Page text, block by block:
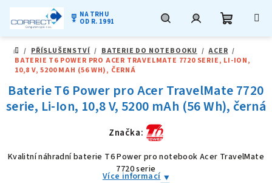
obsah
military_tech NA TRHU
OD R. 1991
DOMŮ
/ PŘÍSLUŠENSTVÍ / BATERIE DO NOTEBOOKU / ACER /
BATERIE T6 POWER PRO ACER TRAVELMATE 7720 SERIE, LI-ION,
10,8 V, 5200 MAH (56 WH), ČERNÁ
Baterie T6 Power pro Acer TravelMate 7720
serie, Li-Ion, 10,8 V, 5200 mAh (56 Wh), černá
Značka:
Kvalitní náhradní baterie T6 Power pro notebook Acer TravelMate
7720 serie
Více informací